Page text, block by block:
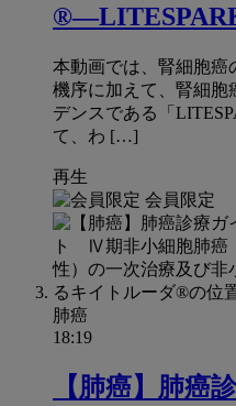
本動画では、腎細胞癌
機序に加えて、腎細
デンスである「
て、わ […]
再生
会員限定
肺癌
18:19
【肺癌】肺癌